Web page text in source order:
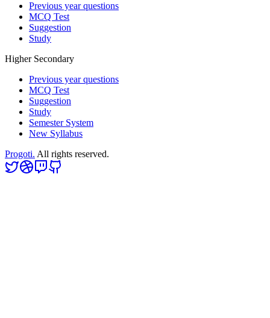
Previous year questions
MCQ Test
Suggestion
Study
Higher Secondary
Previous year questions
MCQ Test
Suggestion
Study
Semester System
New Syllabus
Progoti. All rights reserved.